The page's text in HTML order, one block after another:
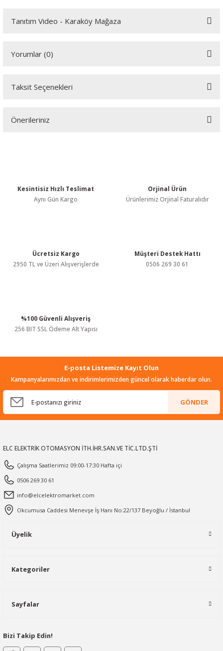
Tanıtım Video - Karaköy Mağaza
Yorumlar (0)
Bu ürüne ilk yorumu siz yapın!
Taksit Seçenekleri
Önerileriniz
Ürün resmi kalitesiz, bozuk veya görüntülenemiyor.
Bu ürüne benzer farklı alternatifler olmalı.
Kesintisiz Hızlı Teslimat
Aynı Gün Kargo
Orjinal Ürün
Ürünlerimiz Orjinal Faturalıdır
Ücretsiz Kargo
2950 TL ve Üzeri Alışverişlerde
Müşteri Destek Hattı
0506 269 30 61
%100 Güvenli Alışveriş
256 BIT SSL Ödeme Alt Yapısı
E-posta Listemize Kayıt Olun
Kampanyalarımızdan ve indirimlerimizden güncel olarak haberdar olun.
GÖNDER
ELC ELEKTRİK OTOMASYON İTH.İHR.SAN.VE TİC.LTD.ŞTİ
Çalışma Saatlerimiz 09:00-17:30 Hafta içi
0506 269 30 61
info@elcelektromarket.com
Okcumusa Caddesi Menevşe İş Hanı No:22/137 Beyoğlu / İstanbul
Üyelik
Kategoriler
Sayfalar
Bizi Takip Edin!